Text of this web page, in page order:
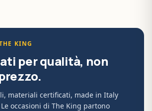
KING
per qualità, non
materiali certificati, made in Italy
occasioni di The King partono